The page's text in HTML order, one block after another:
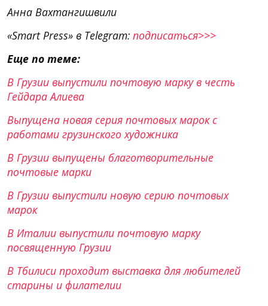
Анна Вахтангишвили
«Smart Press» в Telegram: подписаться>>>
Еще по теме:
В Грузии выпустили почтовую марку в честь
Гейдара Алиева
Выпущена новая серия почтовых марок с
работами грузинского художника
В Грузии выпущены благотворительные
почтовые марки
В Грузии выпустили новую серию почтовых
марок
В Италии выпустили почтовую марку
посвященную Грузии
В Тбилиси проходит выставка для любителей
старины и филателии